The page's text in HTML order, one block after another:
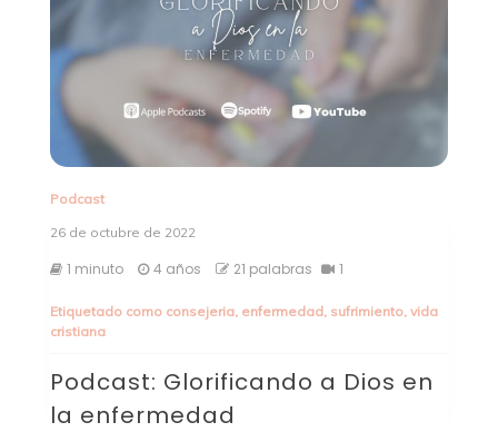
Podcast
26 de octubre de 2022
1 minuto 4 años 21 palabras 1
Etiquetado como consejeria, enfermedad, sufrimiento, vida
cristiana
Podcast: Glorificando a Dios en
la enfermedad